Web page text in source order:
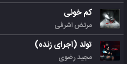
کم خونی
مرتض اشرفی
تولد (اجرای زنده)
مجید رضوی